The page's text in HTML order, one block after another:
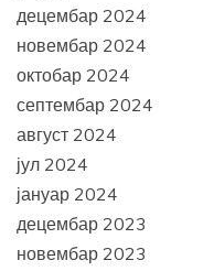
децембар 2024
новембар 2024
октобар 2024
септембар 2024
август 2024
јул 2024
јануар 2024
децембар 2023
новембар 2023